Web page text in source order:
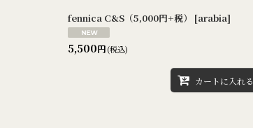
fennica C&S（5,000円+税） [arabia]
5,500円(税込)
カートに入れる